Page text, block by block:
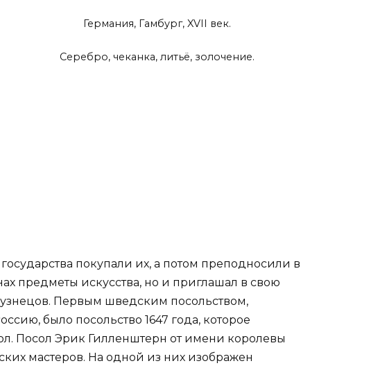
Германия, Гамбург, XVII век.
Серебро, чеканка, литьё, золочение.
покупали их, а потом преподносили в
предметы искусства, но и приглашал в свою
Первым шведским посольством,
было посольство 1647 года, которое
Посол Эрик Гилленштерн от имени королевы
мастеров. На одной из них изображен